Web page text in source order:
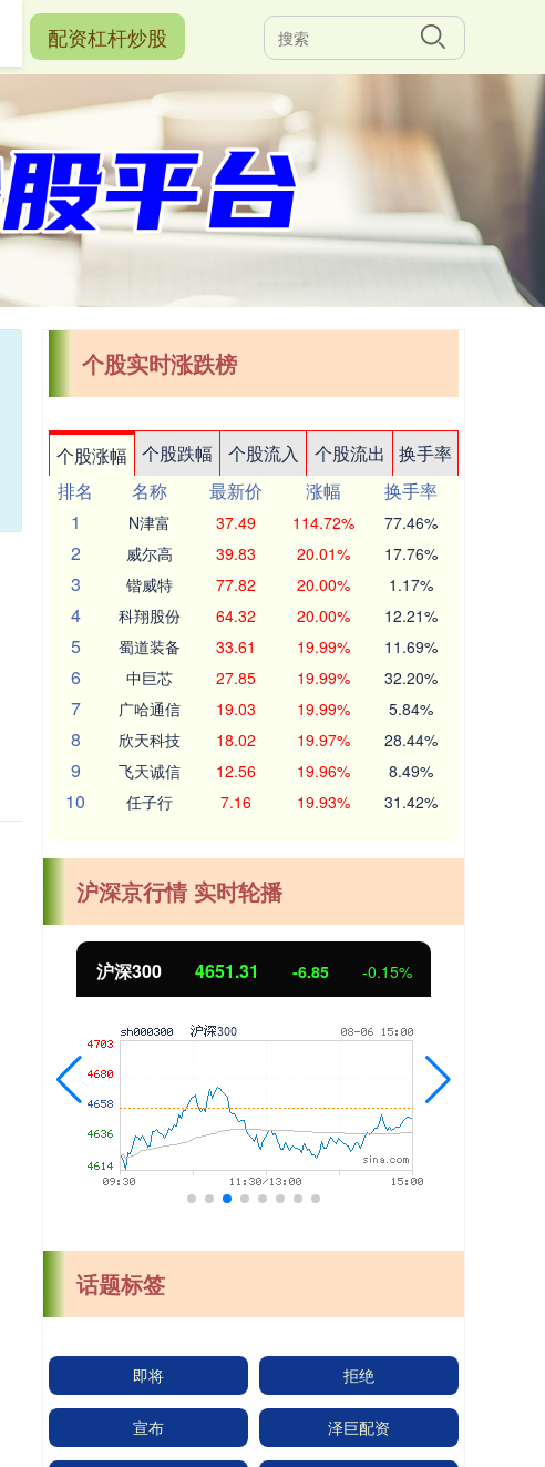
配资杠杆炒股
个股实时涨跌榜
个股涨幅 个股跌幅 个股流入 个股流出
换手率
排名
名称 最新价 涨幅
换手率
1
N津富 37.49 114.72% 77.46%
2 威尔高 39.83 20.01% 17.76%
3 锴威特 77.82 20.00% 1.17%
4 科翔股份 64.32 20.00% 12.21%
5 蜀道装备 33.61 19.99% 11.69%
6 中巨芯 27.85 19.99% 32.20%
7 广哈通信 19.03 19.99% 5.84%
8 欣天科技 18.02 19.97% 28.44%
9 飞天诚信 12.56 19.96% 8.49%
10 任子行 7.16 19.93% 31.42%
沪深京行情 实时轮播
4651.31 -6.85 -0.15%
话题标签
即将 拒绝
宣布 泽巨配资